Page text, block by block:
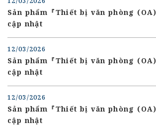
Sản phẩm『Thiết bị văn phòng
cập nhật
12/03/2026
Sản phẩm『Thiết bị văn phòng
cập nhật
12/03/2026
Sản phẩm『Thiết bị văn phòng
cập nhật